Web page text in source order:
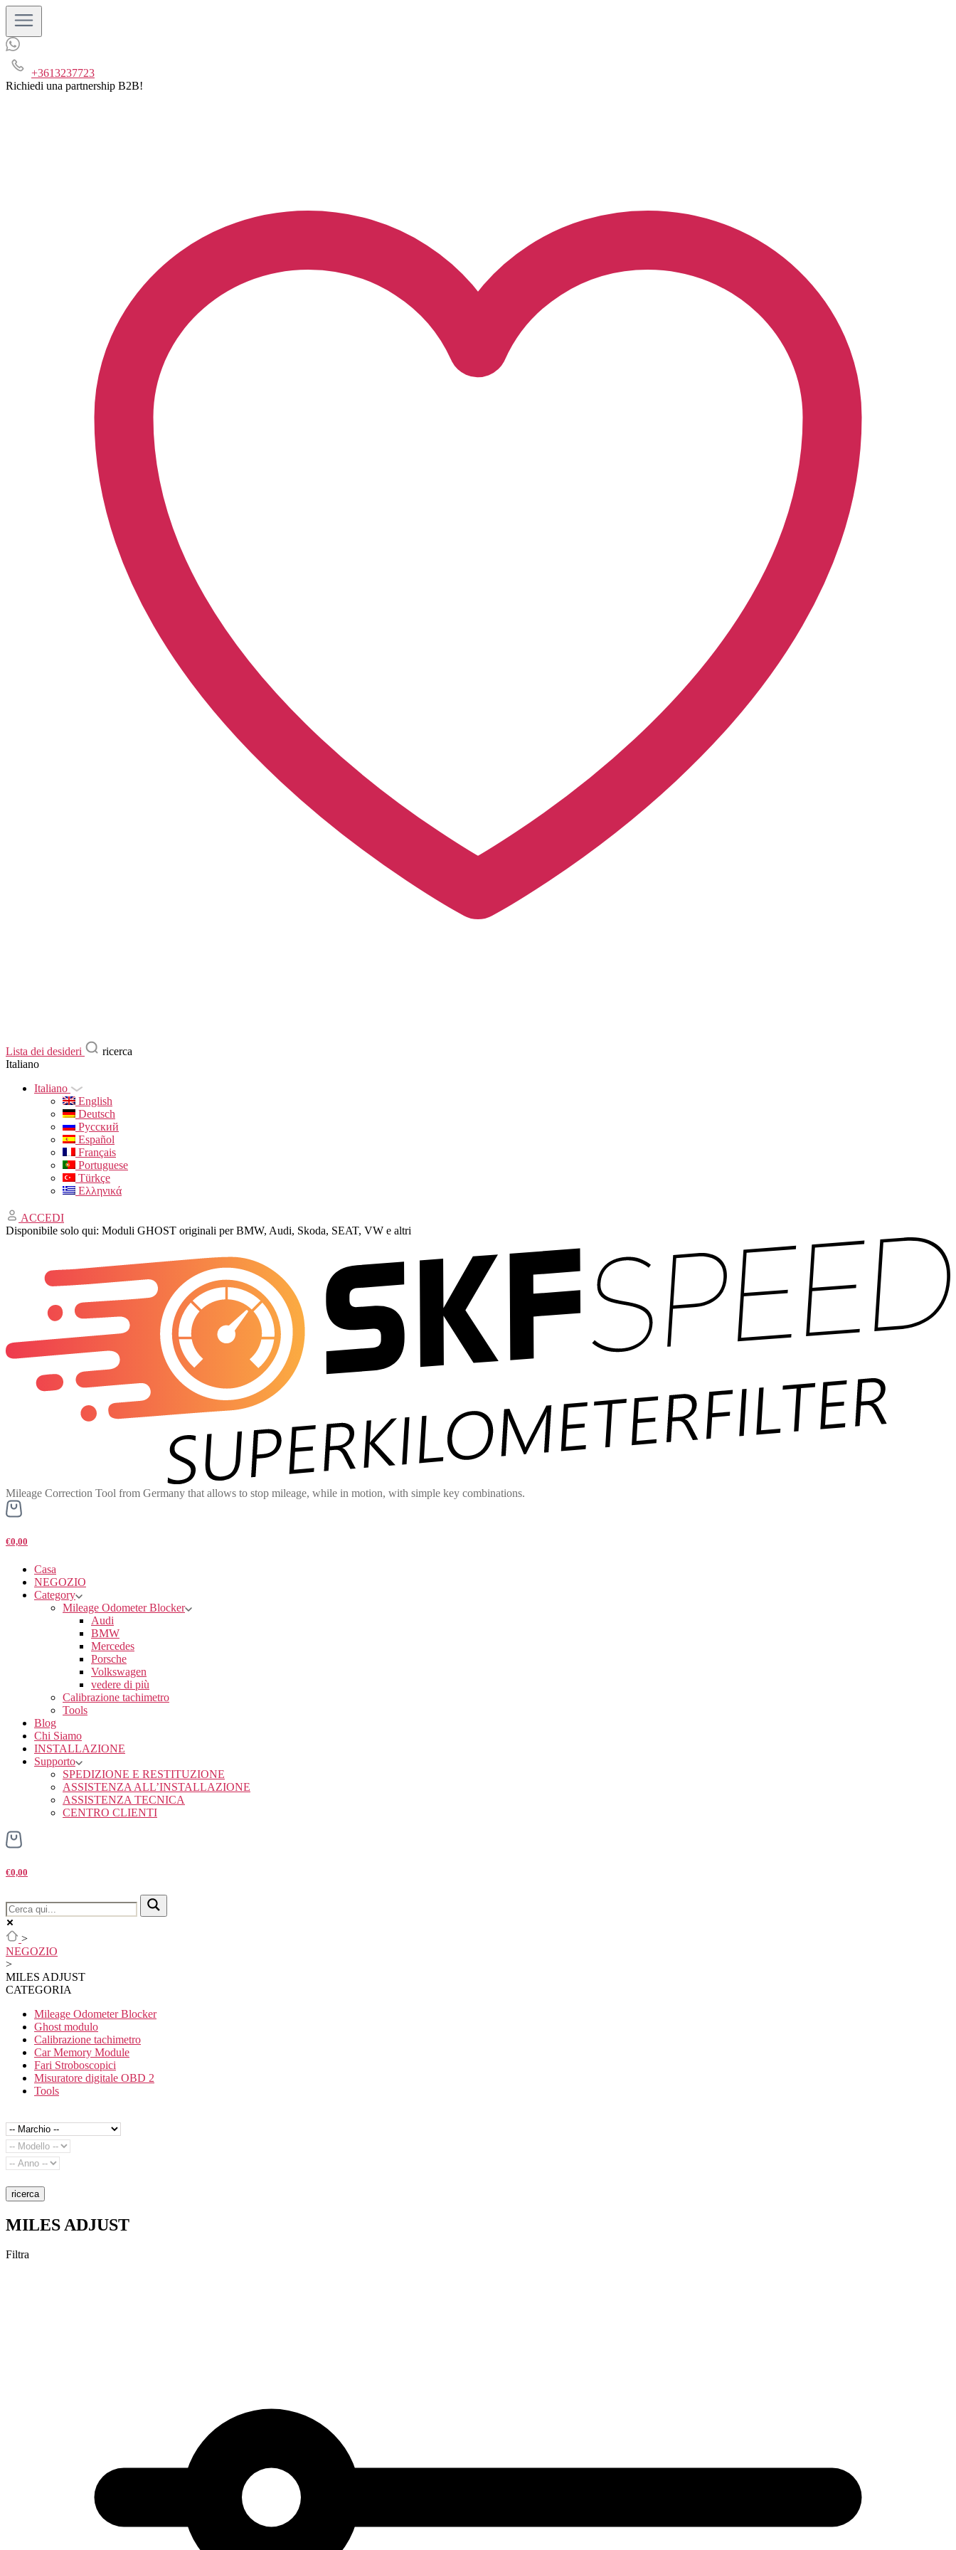
+3613237723
Richiedi una partnership B2B!
Lista dei desideri
ricerca
Italiano
Italiano
English
Deutsch
Русский
Español
Français
Portuguese
Türkçe
Ελληνικά
ACCEDI
Disponibile solo qui: Moduli GHOST originali per BMW, Audi, Skoda, SEAT, VW e altri
Mileage Correction Tool from Germany that allows to stop mileage, while in motion, with simple key combinations.
€0,00
Casa
NEGOZIO
Category
Mileage Odometer Blocker
Audi
BMW
Mercedes
Porsche
Volkswagen
vedere di più
Calibrazione tachimetro
Tools
Blog
Chi Siamo
INSTALLAZIONE
Supporto
SPEDIZIONE E RESTITUZIONE
ASSISTENZA ALL’INSTALLAZIONE
ASSISTENZA TECNICA
CENTRO CLIENTI
€0,00
>
NEGOZIO
>
MILES ADJUST
CATEGORIA
Mileage Odometer Blocker
Ghost modulo
Calibrazione tachimetro
Car Memory Module
Fari Stroboscopici
Misuratore digitale OBD 2
Tools
ricerca
MILES ADJUST
Filtra